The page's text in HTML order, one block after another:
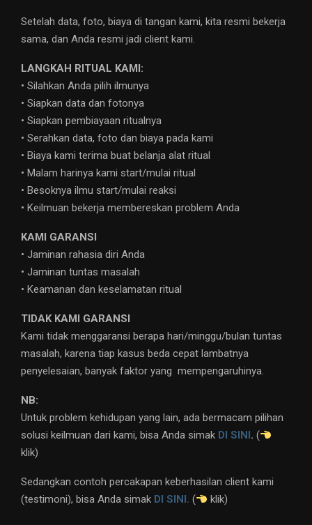
Setelah data, foto, biaya di tangan kami, kita resmi bekerja
sama, dan Anda resmi jadi client kami.
LANGKAH RITUAL KAMI:
• Silahkan Anda pilih ilmunya
• Siapkan data dan fotonya
• Siapkan pembiayaan ritualnya
• Serahkan data, foto dan biaya pada kami
• Biaya kami terima buat belanja alat ritual
• Malam harinya kami start/mulai ritual
• Besoknya ilmu start/mulai reaksi
• Keilmuan bekerja membereskan problem Anda
KAMI GARANSI
• Jaminan rahasia diri Anda
• Jaminan tuntas masalah
• Keamanan dan keselamatan ritual
TIDAK KAMI GARANSI
Kami tidak menggaransi berapa hari/minggu/bulan tuntas
masalah, karena tiap kasus beda cepat lambatnya
penyelesaian, banyak faktor yang mempengaruhinya.
NB:
Untuk problem kehidupan yang lain, ada bermacam pilihan
solusi keilmuan dari kami, bisa Anda simak DI SINI. (
klik)
Sedangkan contoh percakapan keberhasilan client kami
(testimoni), bisa Anda simak DI SINI. ( klik)